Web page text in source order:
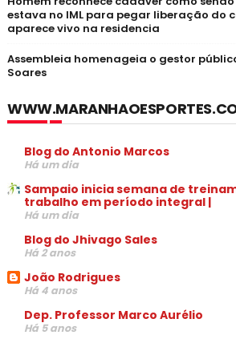
estava no IML para pegar liberação do
aparece vivo na residencia
Assembleia homenageia o gestor
Soares
Blog do Antonio Marcos
Há um dia
Sampaio inicia semana de
trabalho em período integral |
Há um dia
Blog do Jhivago Sales
Há 2 anos
João Rodrigues
Há 4 anos
Dep. Professor Marco Aurélio
Há 5 anos